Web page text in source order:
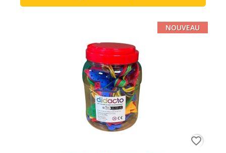
NOUVEAU
favorite_border